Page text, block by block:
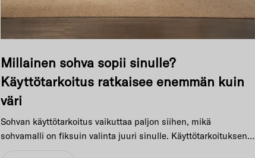
Millainen sohva sopii sinulle?
Käyttötarkoitus ratkaisee enemmän kuin
väri
Sohvan käyttötarkoitus vaikuttaa paljon siihen, mikä
sohvamalli on fiksuin valinta juuri sinulle. Käyttötarkoituksen